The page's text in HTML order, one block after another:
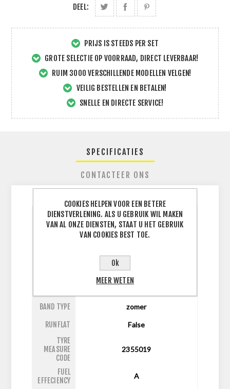
DEEL:
PRIJS IS STEEDS PER SET
GROTE SELECTIE OP VOORRAAD, DIRECT LEVERBAAR!
RUIM 3000 VERSCHILLENDE MODELLEN VELGEN!
VEILIG BESTELLEN EN BETALEN!
SNELLE EN DIRECTE SERVICE!
SPECIFICATIES
CONTACTEER ONS
BREEDTE
235J
BAND TYPE zomer
RUNFLAT
False
TYRE
MEASURE
CODE
2355019
FUEL
EFFECIENCY
A
COOKIES HELPEN VOOR EEN BETERE
DIENSTVERLENING. ALS U GEBRUIK WIL MAKEN
VAN AL ONZE DIENSTEN, STAAT U HET GEBRUIK
VAN COOKIES BEST TOE.
Ok
MEER WETEN